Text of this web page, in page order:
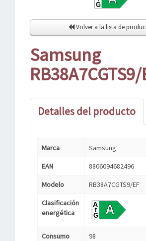
Volver a la lista de
Samsung
RB38A7CGTS9/
Detalles del producto
Marca Samsung
EAN 8806094682496
Modelo RB38A7CGTS9/EF
Clasificación
energética
Consumo
98